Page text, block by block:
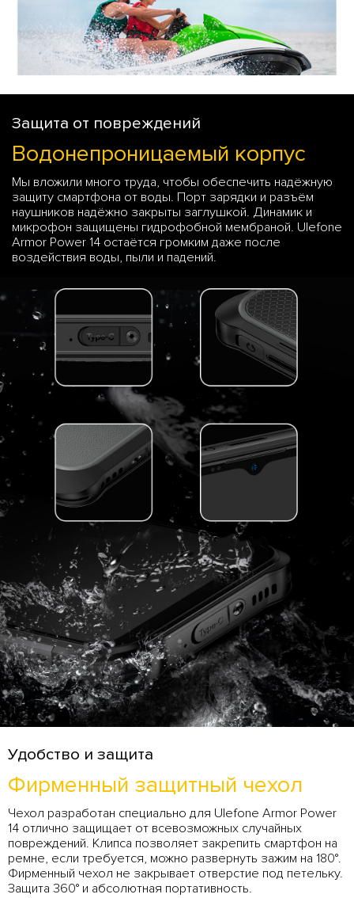
Защита от повреждений
Водонепроницаемый корпус
Мы вложили много труда, чтобы обеспечить надёжную
защиту смартфона от воды. Порт зарядки и разъём
наушников надёжно закрыты заглушкой. Динамик и
микрофон защищены гидрофобной мембраной. Ulefone
Armor Power 14 остаётся громким даже после
воздействия воды, пыли и падений.
Удобство и защита
Фирменный защитный чехол
Чехол разработан специально для Ulefone Armor Power
14 отлично защищает от всевозможных случайных
повреждений. Клипса позволяет закрепить смартфон на
ремне, если требуется, можно развернуть зажим на 180°.
Фирменный чехол не закрывает отверстие под петельку.
Защита 360° и абсолютная портативность.